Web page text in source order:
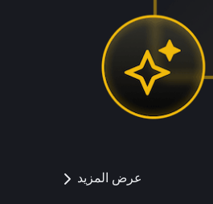
عرض المزيد